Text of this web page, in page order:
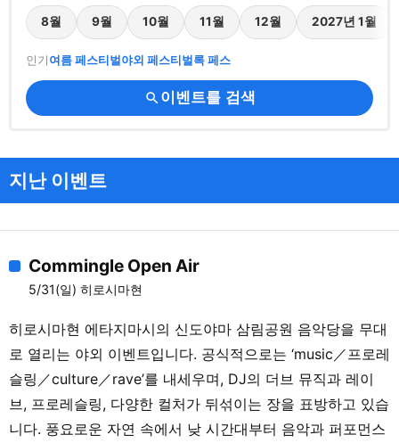
8월 9월 10월 11월 12월 2027년 1월
인기여름 페스티벌야외 페스티벌록 페스
search 이벤트를 검색
지난 이벤트
Commingle Open Air
5/31(일) 히로시마현
히로시마현 에타지마시의 신도야마 삼림공원 음악당을 무대
로 열리는 야외 이벤트입니다. 공식적으로는 ‘music／프로레
슬링／culture／rave’를 내세우며, DJ의 더브 뮤직과 레이
브, 프로레슬링, 다양한 컬처가 뒤섞이는 장을 표방하고 있습
니다. 풍요로운 자연 속에서 낮 시간대부터 음악과 퍼포먼스